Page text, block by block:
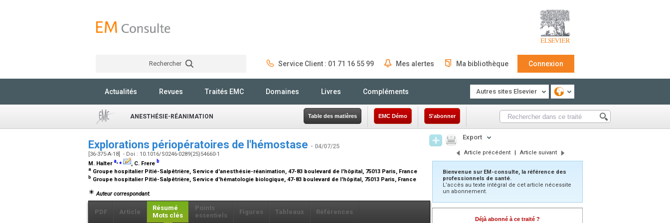
Rechercher Service Client : 01 71 16 55 99 Mes alertes Ma bibliothèque Connexion
Actualités Revues Traités EMC Domaines Livres Compléments Autres sites Elsevier
ANESTHÉSIE-RÉANIMATION Table des matières EMC Démo S'abonner
Explorations périopératoires de l'hémostase - 04/07/25
[36-375-A-18] - Doi : 10.1016/S0246-0289(25)54660-1
M. Haltera,⁎ , C. Frere b
a Groupe hospitalier Pitié-Salpêtrière, Service d'anesthésie-réanimation, 47-83 boulevard de l'hôpital, 75013 Paris, France
b Groupe hospitalier Pitié-Salpêtrière, Service d'hématologie biologique, 47-83 boulevard de l'hôpital, 75013 Paris, France
Auteur correspondant.
PDF Article
Résumé
Mots clés
Points
essentiels
Figures Tableaux Références
Export
Article précédent | Article suivant
Bienvenue sur EM-consulte, la référence des
professionnels de santé.
L’accès au texte intégral de cet article nécessite
un abonnement.
Déjà abonné à ce traité ?